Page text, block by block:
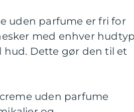
uden parfume er fri for
med enhver
Dette gør den til et
uden parfume